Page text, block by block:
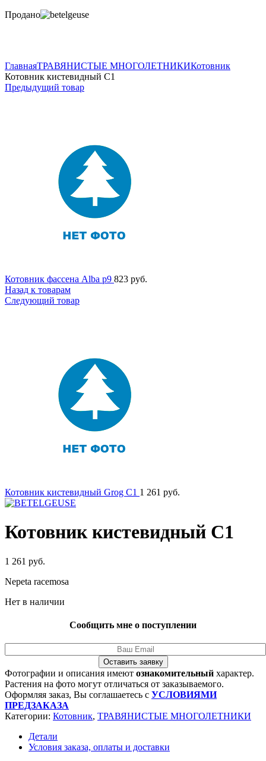
Продано
ГлавнаяТРАВЯНИСТЫЕ МНОГОЛЕТНИКИКотовник
Котовник кистевидный C1
Предыдущий товар
Котовник фассена Alba p9 823 руб.
Назад к товарам
Следующий товар
Котовник кистевидный Grog C1 1 261 руб.
Котовник кистевидный C1
1 261 руб.
Nepeta racemosa
Нет в наличии
Сообщить мне о поступлении
Оставить заявку
Фотографии и описания имеют ознакомительный характер.
Растения на фото могут отличаться от заказываемого.
Оформляя заказ, Вы соглашаетесь с УСЛОВИЯМИ
ПРЕДЗАКАЗА
Категории: Котовник, ТРАВЯНИСТЫЕ МНОГОЛЕТНИКИ
Детали
Условия заказа, оплаты и доставки